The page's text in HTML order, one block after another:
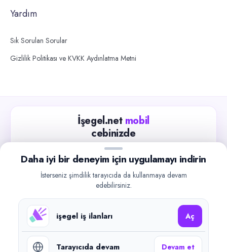
Yardım
Sık Sorulan Sorular
Gizlilik Politikası ve KVKK Aydınlatma Metni
İşegel.net mobil
cebinizde
Güncel iş ilanlarını takip edin, işverenlerle hızlıca
iletişime geçin.
Google Play
©2026işegel.net. Tüm hakları saklıdır.
Daha iyi bir deneyim için uygulamayı indirin
İsterseniz şimdilik tarayıcıda da kullanmaya devam
edebilirsiniz.
işegel iş ilanları Aç
Tarayıcıda devam Devam et